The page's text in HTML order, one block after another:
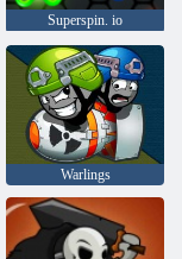
Superspin. io
Warlings